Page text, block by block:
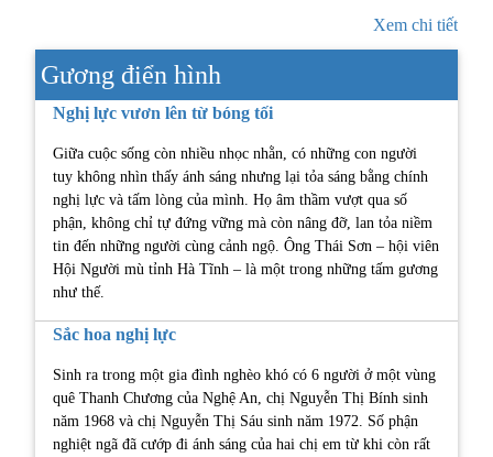
Xem chi tiết
Gương điển hình
Nghị lực vươn lên từ bóng tối
Giữa cuộc sống còn nhiều nhọc nhằn, có những con người
tuy không nhìn thấy ánh sáng nhưng lại tỏa sáng bằng chính
nghị lực và tấm lòng của mình. Họ âm thầm vượt qua số
phận, không chỉ tự đứng vững mà còn nâng đỡ, lan tỏa niềm
tin đến những người cùng cảnh ngộ. Ông Thái Sơn – hội viên
Hội Người mù tỉnh Hà Tĩnh – là một trong những tấm gương
như thế.
Sắc hoa nghị lực
Sinh ra trong một gia đình nghèo khó có 6 người ở một vùng
quê Thanh Chương của Nghệ An, chị Nguyễn Thị Bính sinh
năm 1968 và chị Nguyễn Thị Sáu sinh năm 1972. Số phận
nghiệt ngã đã cướp đi ánh sáng của hai chị em từ khi còn rất